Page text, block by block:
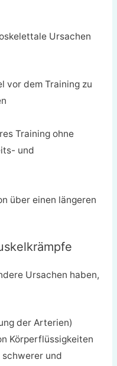
Ursachen
vor dem Training zu
Training ohne
und
über einen längeren
Ursachen haben,
der Arterien)
Körperflüssigkeiten
und